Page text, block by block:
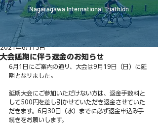
大会延期に伴う返金のお知らせ
2021年6月13日
6月1日にご案内の通り、大会は9月19日（日）に延
期となりました。
延期大会にご参加いただけない方は、返金手数料と
して500円を差し引かせていただき返金させていた
だきます。6月30日（水）までに必ず返金申込み手
続きをお願いします。
Nagaragawa International Triathlon